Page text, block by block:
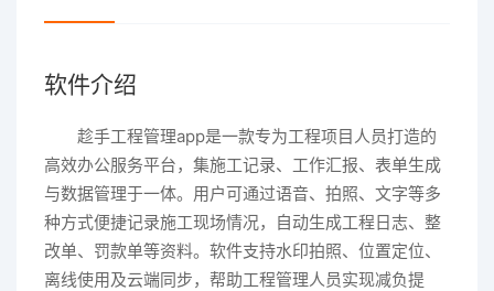
软件介绍
趁手工程管理app是一款专为工程项目人员打造的
高效办公服务平台，集施工记录、工作汇报、表单生成
与数据管理于一体。用户可通过语音、拍照、文字等多
种方式便捷记录施工现场情况，自动生成工程日志、整
改单、罚款单等资料。软件支持水印拍照、位置定位、
离线使用及云端同步，帮助工程管理人员实现减负提